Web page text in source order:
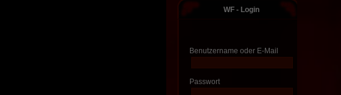
WF - Login
Benutzername oder E-Mail
Passwort